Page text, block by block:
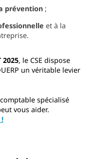
prévention ;
et à la
2025, le CSE dispose
un véritable levier
spécialisé
vous aider.